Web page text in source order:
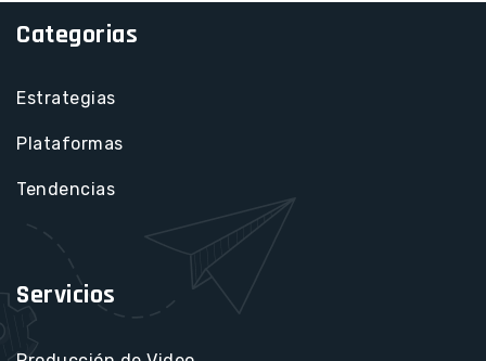
Categorias
Estrategias
Plataformas
Tendencias
Servicios